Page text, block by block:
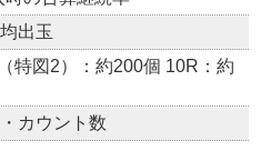
出玉
特図2）：約200個 10R：約
カウント数